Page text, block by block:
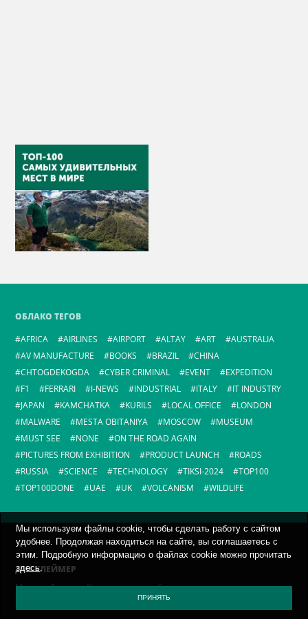
ОБЛАКО ТЕГОВ
AFRICA
AIRLINES AIRPORT ALTAY ART
AUSTRALIA
AV MANUFACTURE
BOOKS BRAZIL
CHINA
CHTOGDEKOGDA
CYBER CRIMINAL EVENT
EXPEDITION
F1
FERRARI I-NEWS INDUSTRIAL ITALY
IT INDUSTRY
JAPAN
KAMCHATKA KURILS LOCAL OFFICE
LONDON
MALWARE
MESTA OBITANIYA MOSCOW
MUSEUM
MUST SEE
NONE
ON THE ROAD AGAIN
PICTURES FROM EXHIBITION
PRODUCT LAUNCH
ROADS
RUSSIA
SCIENCE TECHNOLOGY TIKSI-2024
TOP100
TOP100DONE
UAE UK VOLCANISM WILDLIFE
ДИСКЛЕЙМЕР
Мнение Евгения Касперского не обязательно отражает
официальную позицию компании.
Мы используем файлы cookie, чтобы сделать работу с сайтом
удобнее. Продолжая находиться на сайте, вы соглашаетесь с
этим. Подробную информацию о файлах cookie можно прочитать
здесь.
ПРИНЯТЬ